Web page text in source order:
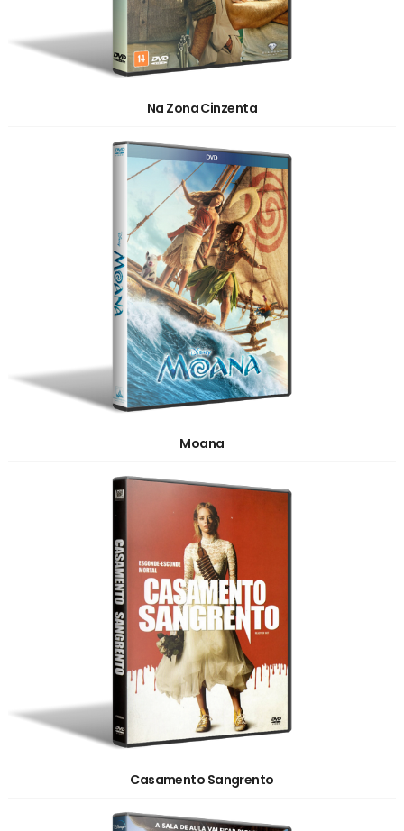
Na Zona Cinzenta
Moana
Casamento Sangrento